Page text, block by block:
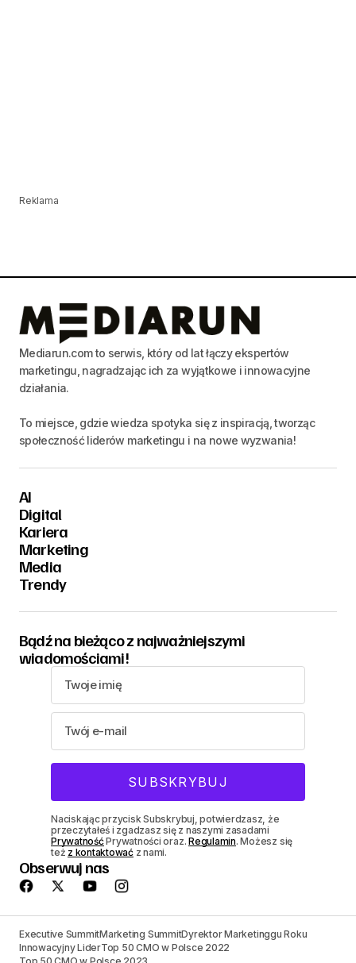
Reklama
Mediarun.com to serwis, który od lat łączy ekspertów
marketingu, nagradzając ich za wyjątkowe i innowacyjne
działania.
To miejsce, gdzie wiedza spotyka się z inspiracją, tworząc
społeczność liderów marketingu i na nowe wyzwania!
AI
Digital
Kariera
Marketing
Media
Trendy
Bądź na bieżąco z najważniejszymi
wiadomościami!
Naciskając przycisk Subskrybuj, potwierdzasz, że
przeczytałeś i zgadzasz się z naszymi zasadami
PrywatnośćPrywatności oraz.Regulamin. Możesz się
też z kontaktowaćz nami.
Obserwuj nas
Executive SummitMarketing SummitDyrektor Marketinggu Roku
Innowacyjny LiderTop 50 CMO w Polsce 2022